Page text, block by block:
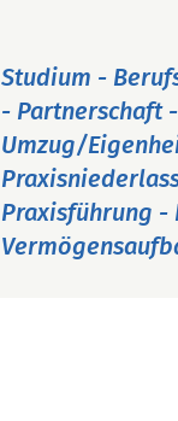
Studium -
- Partnerschaft
Umzug/
Praxisführung -